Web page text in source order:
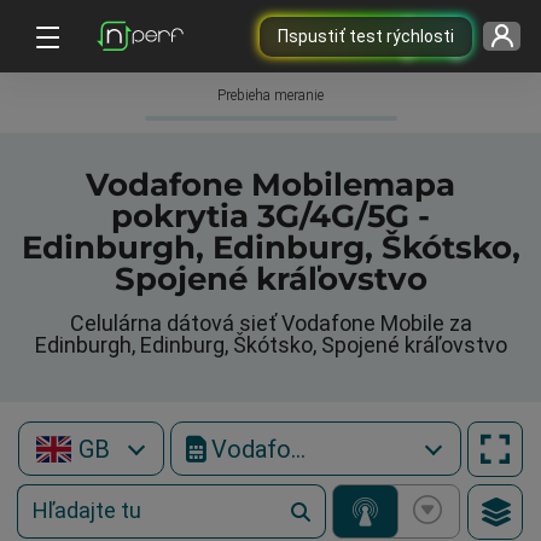
Пspustiť test rýchlosti
Prebieha meranie
Vodafone Mobilemapa
pokrytia 3G/4G/5G -
Edinburgh, Edinburg, Škótsko,
Spojené kráľovstvo
Celulárna dátová sieť Vodafone Mobile za
Edinburgh, Edinburg, Škótsko, Spojené kráľovstvo
GB Vodafone Mobile